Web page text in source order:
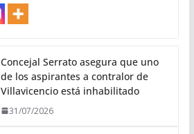
Concejal Serrato asegura que uno
de los aspirantes a contralor de
Villavicencio está inhabilitado
31/07/2026